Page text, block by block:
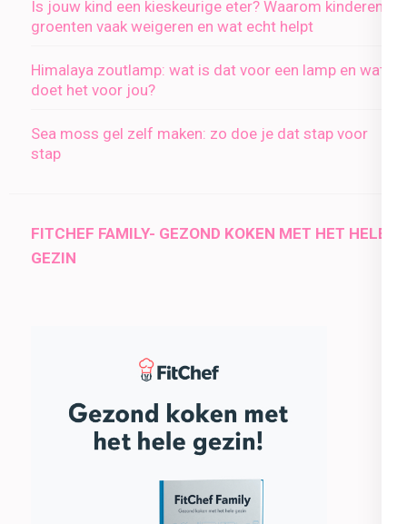
Is jouw kind een kieskeurige eter? Waarom kinderen
groenten vaak weigeren en wat echt helpt
Himalaya zoutlamp: wat is dat voor een lamp en wat
doet het voor jou?
Sea moss gel zelf maken: zo doe je dat stap voor
stap
FITCHEF FAMILY- GEZOND KOKEN MET HET HELE
GEZIN